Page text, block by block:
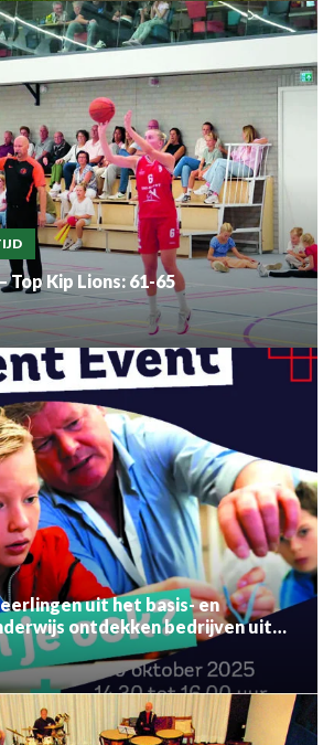
Top Kip Lions: 61-65
uit het basis- en
ontdekken bedrijven uit